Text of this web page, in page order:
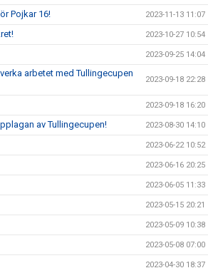
Pojkar 16! 2023-11-13 11:07
2023-10-27 10:54
2023-09-25 14:04
arbetet med Tullingecupen
2023-09-18 22:28
2023-09-18 16:20
av Tullingecupen! 2023-08-30 14:10
2023-06-22 10:52
2023-06-16 20:25
2023-06-05 11:33
2023-05-15 20:21
2023-05-09 10:38
2023-05-08 07:00
2023-04-30 18:37